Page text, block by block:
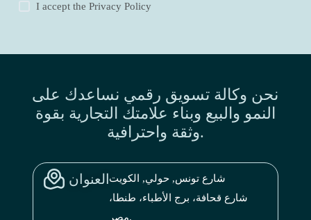
I accept thePrivacy Policy
نحن وكالة تسويق رقمي نساعدك على
النمو والبيع وبناء علامتك التجارية بقوة
وثقة واحترافية.
العنوان شارع تونس, حولي, الكويت
شارع قحافة، برج الأطباء، طنطا،
مصر.